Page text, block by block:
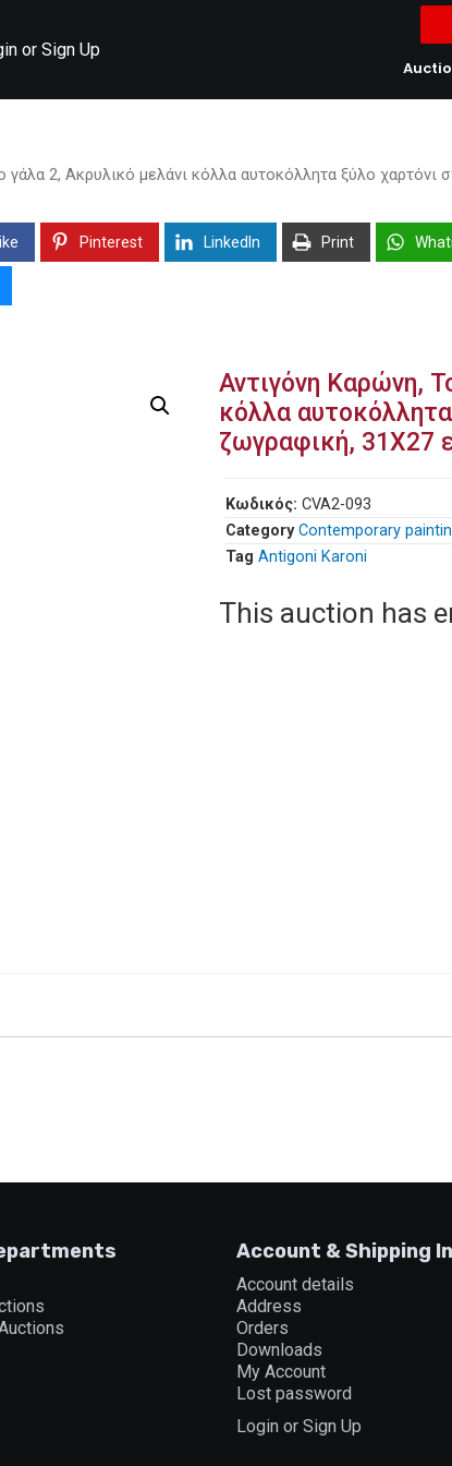
or Sign Up
γάλα 2, Ακρυλικό μελάνι κόλλα αυτοκόλλητα ξύλο
Like Pinterest LinkedIn Print
Αντιγόνη Καρώνη,
κόλλα
ζωγραφική, 31Χ27
Κωδικός: CVA2-093
Category Contemporary
Tag Antigoni Karoni
This auction has
Account & Shipping
Account details
Address
Orders
Downloads
My Account
Lost password
Login or Sign Up